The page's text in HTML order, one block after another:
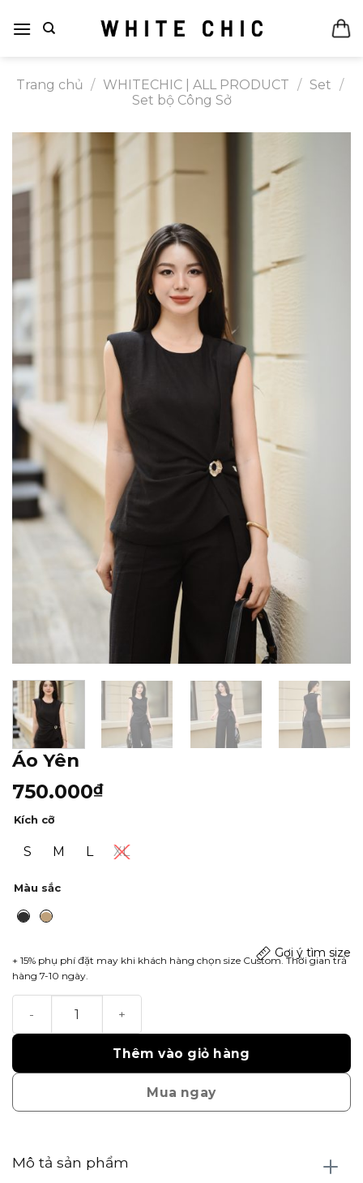
qua
Trang chủ
/ WHITECHIC | ALL PRODUCT / Set /
Set bộ Công Sở
Áo Yên
750.000₫
Kích cỡ
S M L XL
Màu sắc
+ 15% phụ phí đặt may khi khách hàng chọn size Custom. Thời gian trả
hàng 7-10 ngày.
Gợi ý tìm size
Thêm vào giỏ hàng
Mua ngay
Mô tả sản phẩm